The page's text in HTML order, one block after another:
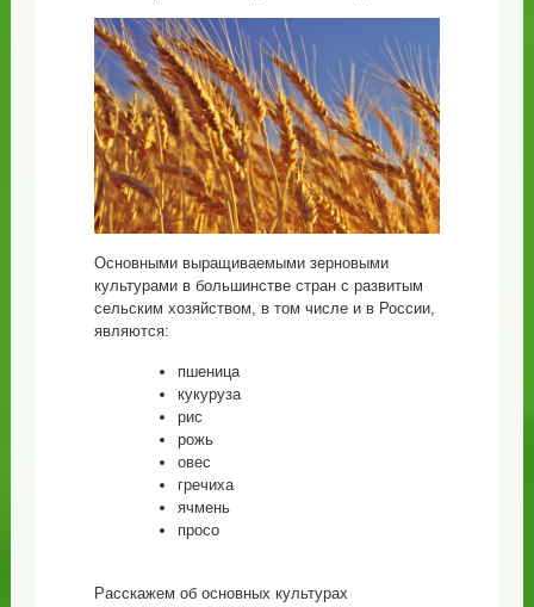
Основными выращиваемыми зерновыми
культурами в большинстве стран с развитым
сельским хозяйством, в том числе и в России,
являются:
пшеница
кукуруза
рис
рожь
овес
гречиха
ячмень
просо
Расскажем об основных культурах